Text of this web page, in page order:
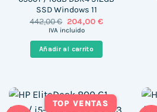
SSD Windows 11
442,00€ El
precio
era:
442,00 €.
204,00 €El
es:
204,00 €.
IVA incluido
Añadir al carrito
TOP VENTAS